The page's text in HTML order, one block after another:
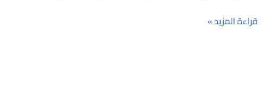
قراءة المزيد »